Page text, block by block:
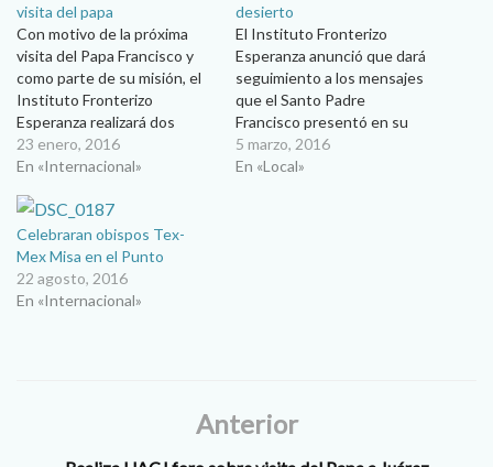
visita del papa
Con motivo de la próxima
visita del Papa Francisco y
como parte de su misión, el
Instituto Fronterizo
Esperanza realizará dos
encuentros en Juárez y El
Paso con el objetivo de
dignidad del trabajo y el
trabajador, la dignidad del
migrante y la violencia. “En
el…
23 enero, 2016
En «Internacional»
desierto
El Instituto Fronterizo
Esperanza anunció que dará
seguimiento a los mensajes
que el Santo Padre
Francisco presentó en su
visita a Ciudad Juárez…
Resaltar la importancia de la
5 marzo, 2016
En «Local»
Celebraran obispos Tex-
Mex Misa en el Punto
22 agosto, 2016
En «Internacional»
Anterior